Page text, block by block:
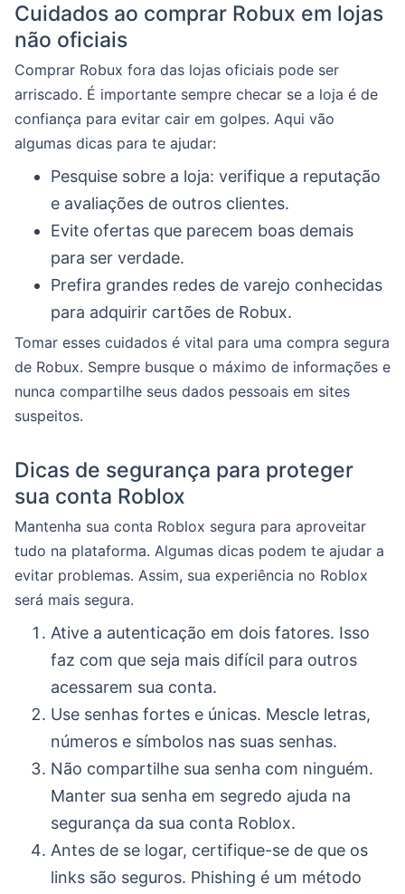
Cuidados ao comprar Robux em lojas
não oficiais
Comprar Robux fora das lojas oficiais pode ser
arriscado. É importante sempre checar se a loja é de
confiança para evitar cair em golpes. Aqui vão
algumas dicas para te ajudar:
Pesquise sobre a loja: verifique a reputação
e avaliações de outros clientes.
Evite ofertas que parecem boas demais
para ser verdade.
Prefira grandes redes de varejo conhecidas
para adquirir cartões de Robux.
Tomar esses cuidados é vital para uma compra segura
de Robux. Sempre busque o máximo de informações e
nunca compartilhe seus dados pessoais em sites
suspeitos.
Dicas de segurança para proteger
sua conta Roblox
Mantenha sua conta Roblox segura para aproveitar
tudo na plataforma. Algumas dicas podem te ajudar a
evitar problemas. Assim, sua experiência no Roblox
será mais segura.
Ative a autenticação em dois fatores. Isso
faz com que seja mais difícil para outros
acessarem sua conta.
Use senhas fortes e únicas. Mescle letras,
números e símbolos nas suas senhas.
Não compartilhe sua senha com ninguém.
Manter sua senha em segredo ajuda na
segurança da sua conta Roblox.
Antes de se logar, certifique-se de que os
links são seguros. Phishing é um método